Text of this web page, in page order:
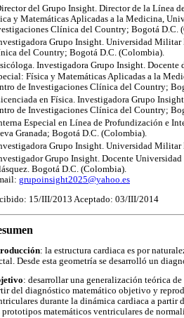
del Grupo Insight. Director de la Línea
y Matemáticas Aplicadas a la Medicina,
Clínica del Country; Bogotá D.C.
Grupo Insight. Universidad Militar
del Country; Bogotá D.C. (Colombia).
Investigadora Grupo Insight. Docente
Física y Matemáticas Aplicadas a la
de Investigaciones Clínica del Country;
en Física. Investigadora Grupo
de Investigaciones Clínica del Country;
Especial en Línea de Profundización e
Granada; Bogotá D.C. (Colombia).
Grupo Insight. Universidad Militar
Grupo Insight. Docente
Bogotá D.C. (Colombia).
grupoinsight2025@yahoo.es
15/III/2013 Aceptado: 03/III/2014
: la estructura cardiaca es por
Desde esta geometría se desarrolló un
: desarrollar una generalización teórica
del diagnóstico matemático objetivo y
durante la dinámica cardiaca a partir
prototipos matemáticos ventriculares de